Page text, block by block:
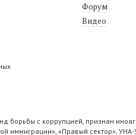
Форум
Видео
с коррупцией, признан
«Правый сектор»,